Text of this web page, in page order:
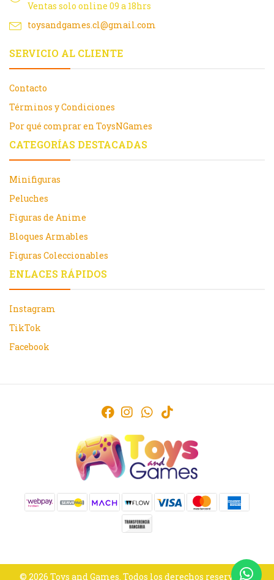
Ventas solo online 09 a 18hrs
toysandgames.cl@gmail.com
SERVICIO AL CLIENTE
Contacto
Términos y Condiciones
Por qué comprar en ToysNGames
CATEGORÍAS DESTACADAS
Minifiguras
Peluches
Figuras de Anime
Bloques Armables
Figuras Coleccionables
ENLACES RÁPIDOS
Instagram
TikTok
Facebook
© 2026 Toys and Games. Todos los derechos reservados.